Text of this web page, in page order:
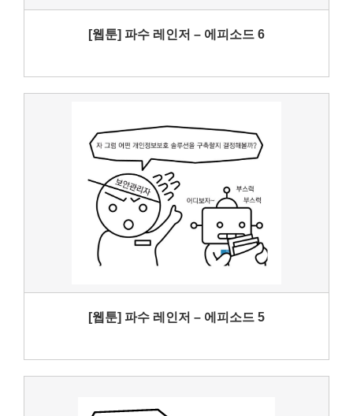
[웹툰] 파수 레인저 – 에피소드 6
[웹툰] 파수 레인저 – 에피소드 5